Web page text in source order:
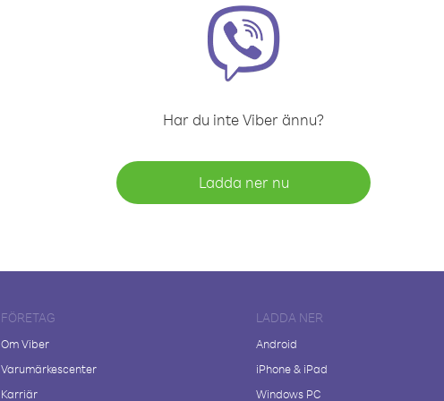
Har du inte Viber ännu?
Ladda ner nu
FÖRETAG
Om Viber
Varumärkescenter
Karriär
LADDA NER
Android
iPhone & iPad
Windows PC